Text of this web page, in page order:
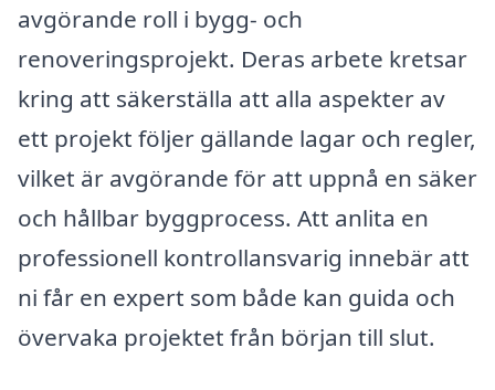
avgörande roll i bygg- och
renoveringsprojekt. Deras arbete kretsar
kring att säkerställa att alla aspekter av
ett projekt följer gällande lagar och regler,
vilket är avgörande för att uppnå en säker
och hållbar byggprocess. Att anlita en
professionell kontrollansvarig innebär att
ni får en expert som både kan guida och
övervaka projektet från början till slut.